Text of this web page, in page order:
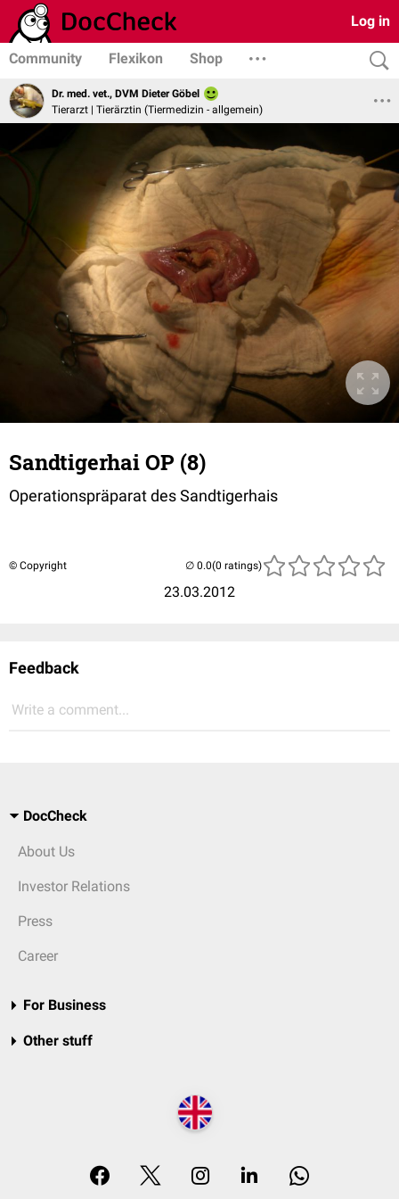
Log in
Community Flexikon Shop
Dr. med. vet., DVM Dieter Göbel
Tierarzt | Tierärztin (Tiermedizin - allgemein)
Sandtigerhai OP (8)
Operationspräparat des Sandtigerhais
© Copyright
23.03.2012
(0 ratings)
Feedback
Write a comment...
DocCheck
About Us
Investor Relations
Press
Career
For Business
Other stuff